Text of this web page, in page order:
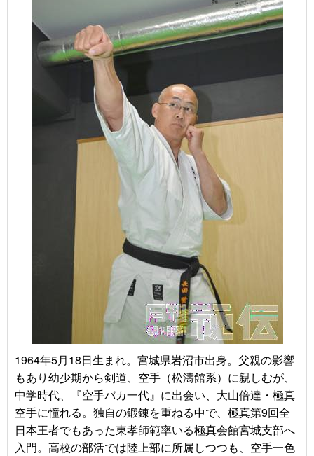
1964年5月18日生まれ。宮城県岩沼市出身。父親の影響
もあり幼少期から剣道、空手（松濤館系）に親しむが、
中学時代、『空手バカ一代』に出会い、大山倍達・極真
空手に憧れる。独自の鍛錬を重ねる中で、極真第9回全
日本王者でもあった東孝師範率いる極真会館宮城支部へ
入門。高校の部活では陸上部に所属しつつも、空手一色